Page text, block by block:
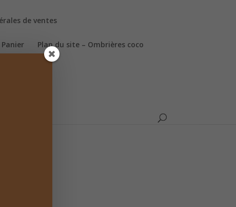
de ventes
Panier Plan du site – Ombrières coco